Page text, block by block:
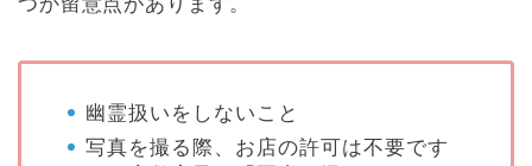
幽霊扱いをしないこと
写真を撮る際、お店の許可は不要です